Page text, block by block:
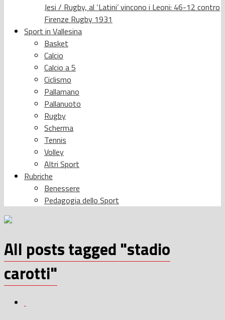
Jesi / Rugby, al ‘Latini’ vincono i Leoni: 46-12 contro
Firenze Rugby 1931
Sport in Vallesina
Basket
Calcio
Calcio a 5
Ciclismo
Pallamano
Pallanuoto
Rugby
Scherma
Tennis
Volley
Altri Sport
Rubriche
Benessere
Pedagogia dello Sport
All posts tagged "stadio
carotti"